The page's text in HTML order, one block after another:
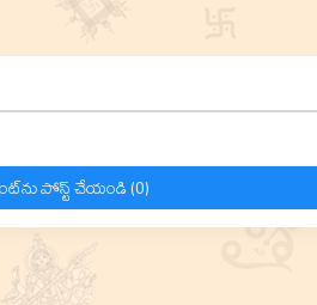
పోస్ట్ చేయండి (0)